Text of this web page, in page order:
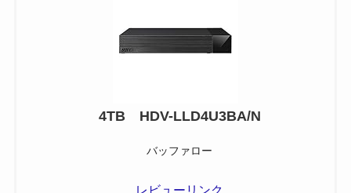
4TB HDV-LLD4U3BA/N
バッファロー
レビューリンク